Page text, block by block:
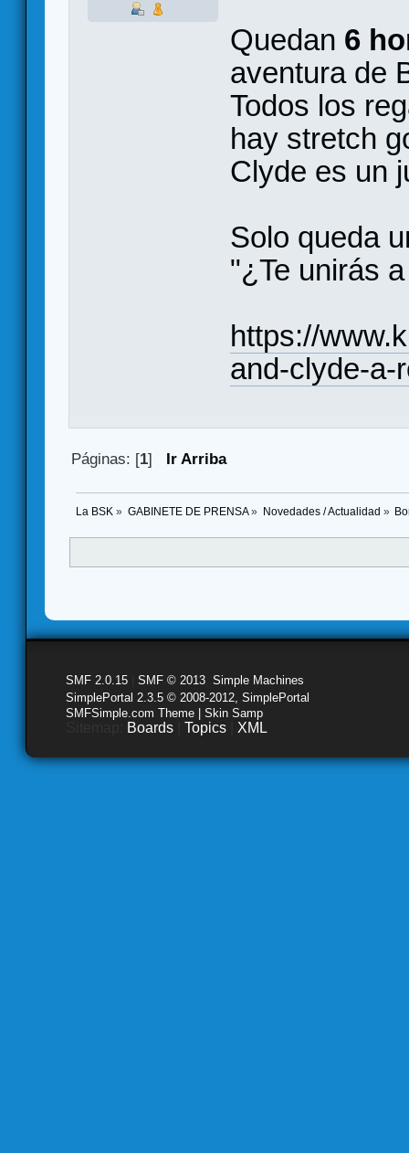
Quedan 6
aventura de
Todos los
hay stretch
Clyde es un
Solo queda
"¿Te unirás
https://
and-clyde-a-
Páginas: [1] Ir Arriba
La BSK » GABINETE DE PRENSA» Novedades / Actualidad »
SMF 2.0.15 SMF © 2013 Simple Machines
SimplePortal 2.3.5 © 2008-2012, SimplePortal
SMFSimple.com Theme | Skin Samp
Boards Topics XML